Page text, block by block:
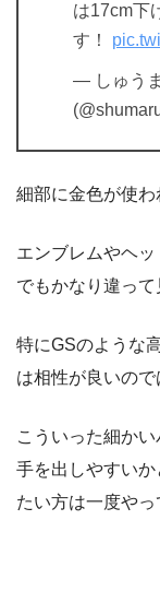
は17cm下
す！
— しゅう
細部に金色が使わ
エンブレムやヘ
でもかなり違って
特にGSのような
は相性が良いので
こういった細か
手を出しやすい
たい方は一度やっ